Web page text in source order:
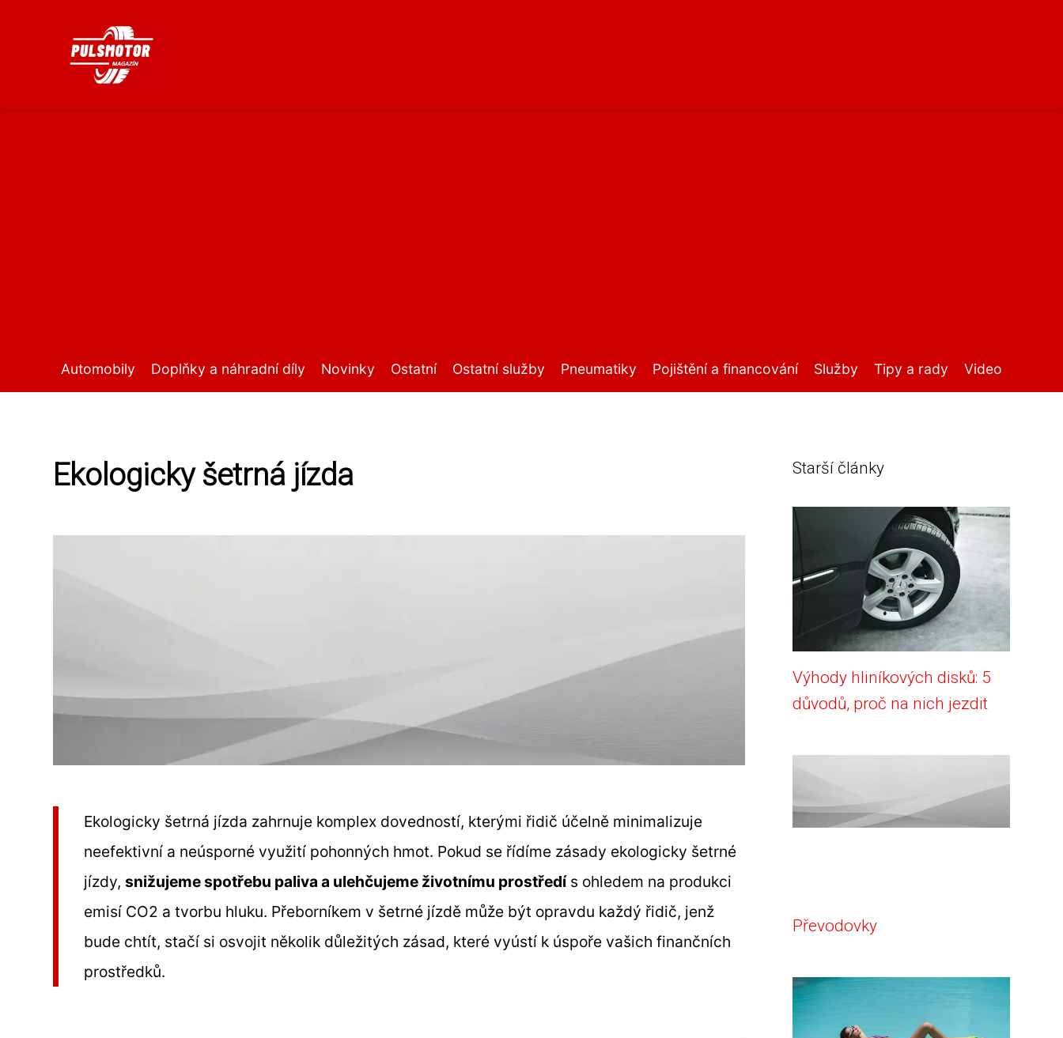
Automobily Doplňky a náhradní díly Novinky Ostatní Ostatní služby Pneumatiky Pojištění a financování Služby Tipy a rady Video
Ekologicky šetrná jízda
Ekologicky šetrná jízda zahrnuje komplex dovedností, kterými řidič účelně minimalizuje
neefektivní a neúsporné využití pohonných hmot. Pokud se řídíme zásady ekologicky šetrné
jízdy, snižujeme spotřebu paliva a ulehčujeme životnímu prostředís ohledem na produkci
emisí CO2 a tvorbu hluku. Přeborníkem v šetrné jízdě může být opravdu každý řidič, jenž
bude chtít, stačí si osvojit několik důležitých zásad, které vyústí k úspoře vašich finančních
prostředků.
Starší články
Výhody hliníkových disků: 5
důvodů, proč na nich jezdit
Převodovky